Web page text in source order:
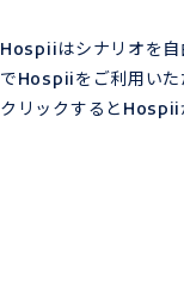
Hospiiはシナリオを自
でHospiiをご利用いた
クリックするとHospii